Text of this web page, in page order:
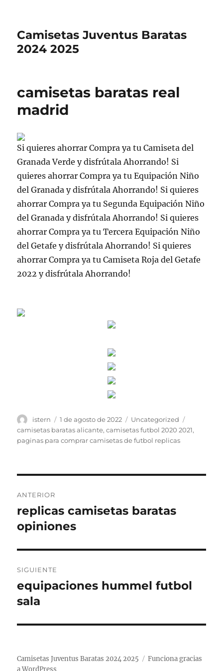
Camisetas Juventus Baratas
2024 2025
camisetas baratas real
madrid
Si quieres ahorrar Compra ya tu Camiseta del
Granada Verde y disfrútala Ahorrando! Si
quieres ahorrar Compra ya tu Equipación Niño
del Granada y disfrútala Ahorrando! Si quieres
ahorrar Compra ya tu Segunda Equipación Niño
del Granada y disfrútala Ahorrando! Si quieres
ahorrar Compra ya tu Tercera Equipación Niño
del Getafe y disfrútala Ahorrando! Si quieres
ahorrar Compra ya tu Camiseta Roja del Getafe
2022 y disfrútala Ahorrando!
Autor
istern
Publicado
el
1 de agosto de 2022 Categorías
Uncategorized
camisetas baratas alicante,camisetas futbol 2020 2021,
paginas para comprar camisetas de futbol replicas
de
entradas
ANTERIOR
Entrada
anterior:
replicas camisetas baratas
opiniones
SIGUIENTE
Entrada
siguiente:
equipaciones hummel futbol
sala
Camisetas Juventus Baratas 2024 2025
Funciona gracias